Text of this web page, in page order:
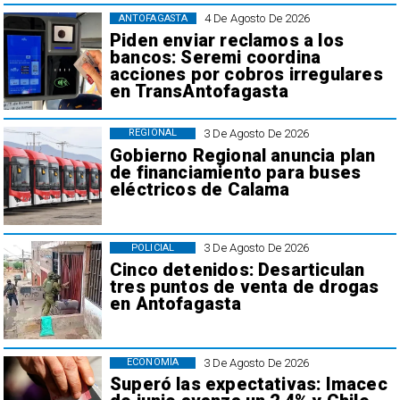
4 De Agosto De 2026
Piden enviar reclamos a los
bancos: Seremi coordina
acciones por cobros irregulares
en TransAntofagasta
ANTOFAGASTA
3 De Agosto De 2026
Gobierno Regional anuncia plan
de financiamiento para buses
eléctricos de Calama
REGIONAL
3 De Agosto De 2026
Cinco detenidos: Desarticulan
tres puntos de venta de drogas
en Antofagasta
POLICIAL
3 De Agosto De 2026
Superó las expectativas: Imacec
ECONOMÍA